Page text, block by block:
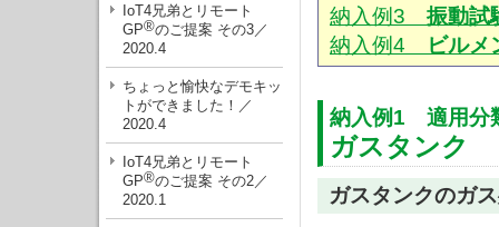
IoT4兄弟とリモート
GP®のご提案 その3／
2020.4
ちょっと愉快なデモキッ
トができました！／
2020.4
IoT4兄弟とリモート
GP®のご提案 その2／
2020.1
納入例3 振動試
納入例4
ビルメ
納入例1 適用分
ガスタンク
ガスタンクのガ